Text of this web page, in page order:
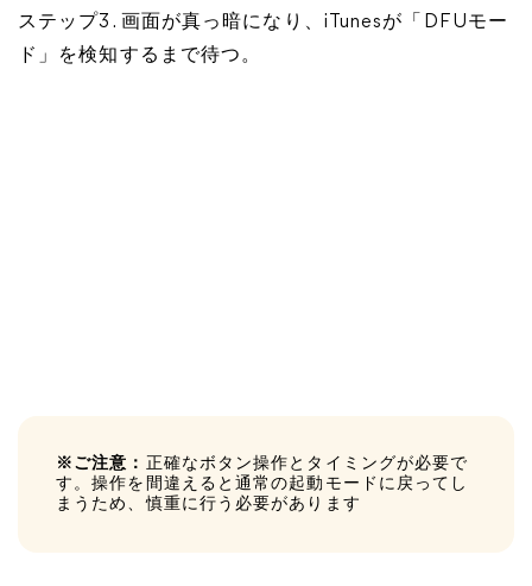
ステップ3. 画面が真っ暗になり、iTunesが「DFUモー
ド」を検知するまで待つ。
※ご注意： 正確なボタン操作とタイミングが必要で
す。操作を間違えると通常の起動モードに戻ってし
まうため、慎重に行う必要があります